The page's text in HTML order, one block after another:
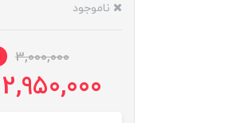
ناموجود
3,000,000
2,950,000